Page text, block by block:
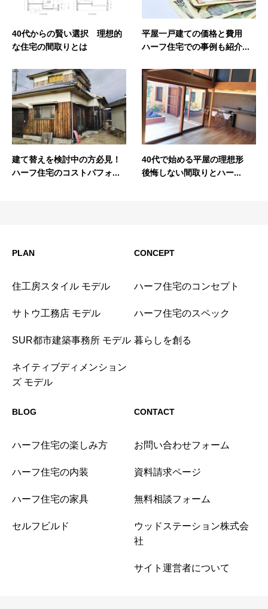
40代からの賢い選択 理想的
な住宅の間取りとは
平屋一戸建ての価格と費用
ハーフ住宅での事例も紹介...
建て替えを検討中の方必見！
ハーフ住宅のコストパフォ...
40代で始める平屋の理想形
後悔しない間取りとハー...
PLAN
住工房スタイル モデル
サトウ工務店 モデル
SUR都市建築事務所 モデル
ネイティブディメンション
ズ モデル
CONCEPT
ハーフ住宅のコンセプト
ハーフ住宅のスペック
暮らしを創る
BLOG
ハーフ住宅の楽しみ方
ハーフ住宅の内装
ハーフ住宅の家具
セルフビルド
CONTACT
お問い合わせフォーム
資料請求ページ
無料相談フォーム
ウッドステーション株式会
社
サイト運営者について